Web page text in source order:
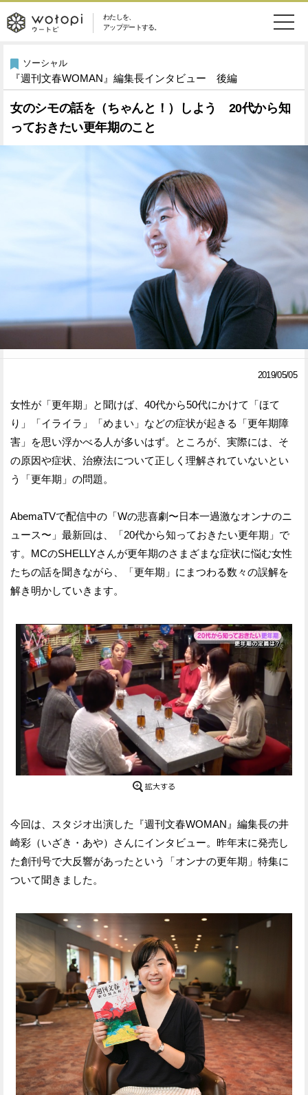
わたしを、
アップデートする。
wotopi
-
ウ
ー
メ
ュ
恋愛・結婚
美容・コスメ 妊娠・出産
健康
SDGs
ウートピとは？
ェ
ア
す
る
Twitter
ェ
ア
す
ソーシャル
『週刊文春WOMAN』編集長インタビュー 後編
女のシモの話を（ちゃんと！）しよう 20代から知
っておきたい更年期のこと
2019/05/05
女性が「更年期」と聞けば、40代から50代にかけて「ほて
り」「イライラ」「めまい」などの症状が起きる「更年期障
害」を思い浮かべる人が多いはず。ところが、実際には、そ
の原因や症状、治療法について正しく理解されていないとい
う「更年期」の問題。
AbemaTVで配信中の「Wの悲喜劇〜日本一過激なオンナのニ
ュース〜」最新回は、「20代から知っておきたい更年期」で
す。MCのSHELLYさんが更年期のさまざまな症状に悩む女性
たちの話を聞きながら、「更年期」にまつわる数々の誤解を
解き明かしていきます。
今回は、スタジオ出演した『週刊文春WOMAN』編集長の井
崎彩（いざき・あや）さんにインタビュー。昨年末に発売し
た創刊号で大反響があったという「オンナの更年期」特集に
ついて聞きました。